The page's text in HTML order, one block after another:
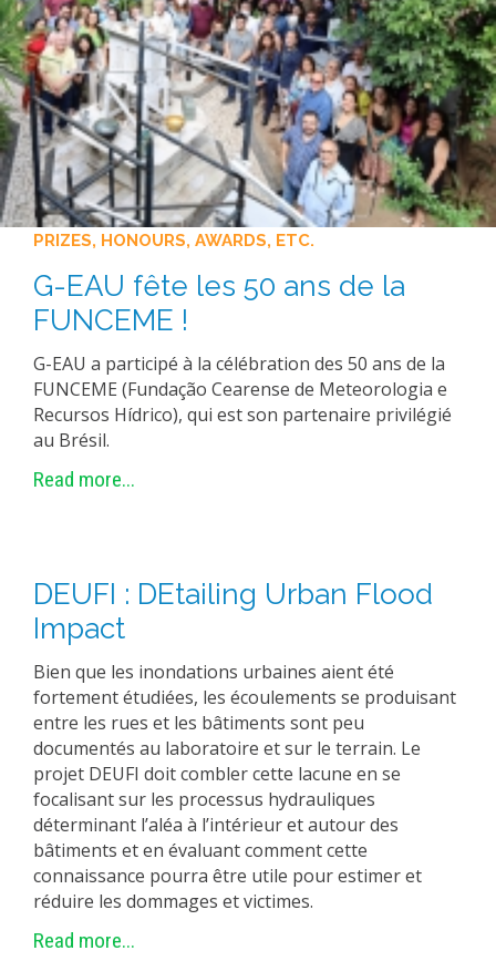
PRIZES, HONOURS, AWARDS, ETC.
G-EAU fête les 50 ans de la
FUNCEME !
G-EAU a participé à la célébration des 50 ans de la
FUNCEME (Fundação Cearense de Meteorologia e
Recursos Hídrico), qui est son partenaire privilégié
au Brésil.
Read more...
DEUFI : DEtailing Urban Flood
Impact
Bien que les inondations urbaines aient été
fortement étudiées, les écoulements se produisant
entre les rues et les bâtiments sont peu
documentés au laboratoire et sur le terrain. Le
projet DEUFI doit combler cette lacune en se
focalisant sur les processus hydrauliques
déterminant l’aléa à l’intérieur et autour des
bâtiments et en évaluant comment cette
connaissance pourra être utile pour estimer et
réduire les dommages et victimes.
Read more...